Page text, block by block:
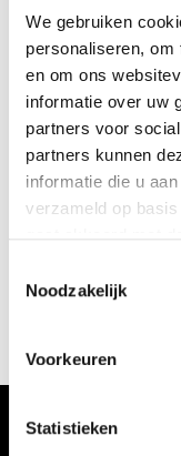
We gebruiken
personaliseren,
en om ons
informatie over uw
partners voor
partners kunnen
informatie die u
verzameld op
Noodzakelijk
Voorkeuren
Statistieken
Ontsnapte
In Carré ontsnappen
Pas de volgende